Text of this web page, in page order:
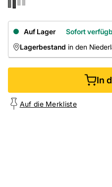
Auf Lager
Sofort
Lagerbestand in den
NIEDERLASSUNGEN
In
Auf die Merkliste